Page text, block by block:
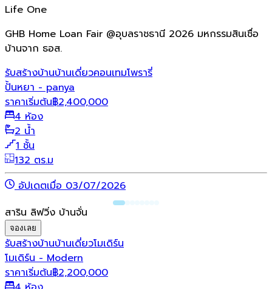
Life One
GHB Home Loan Fair @อุบลราชธานี 2026 มหกรรมสินเชื่อ
บ้านจาก ธอส.
รับสร้างบ้านบ้านเดี่ยวคอนเทมโพรารี่
ปั้นหยา - panya
ราคาเริ่มต้น฿2,400,000
4 ห้อง
2 น้ำ
1 ชั้น
132 ตร.ม
อัปเดตเมื่อ 03/07/2026
สาริน ลิฟวิ่ง บ้านจั่น
จองเลย
รับสร้างบ้านบ้านเดี่ยวโมเดิร์น
โมเดิร์น - Modern
ราคาเริ่มต้น฿2,200,000